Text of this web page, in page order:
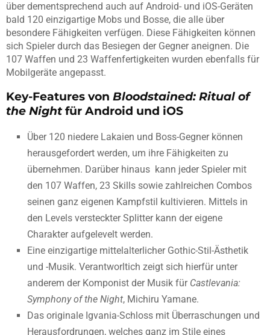
über dementsprechend auch auf Android- und iOS-Geräten
bald 120 einzigartige Mobs und Bosse, die alle über
besondere Fähigkeiten verfügen. Diese Fähigkeiten können
sich Spieler durch das Besiegen der Gegner aneignen. Die
107 Waffen und 23 Waffenfertigkeiten wurden ebenfalls für
Mobilgeräte angepasst.
Key-Features von Bloodstained: Ritual of
the Nightfür Android und iOS
Über 120 niedere Lakaien und Boss-Gegner können
herausgefordert werden, um ihre Fähigkeiten zu
übernehmen. Darüber hinaus kann jeder Spieler mit
den 107 Waffen, 23 Skills sowie zahlreichen Combos
seinen ganz eigenen Kampfstil kultivieren. Mittels in
den Levels versteckter Splitter kann der eigene
Charakter aufgelevelt werden.
Eine einzigartige mittelalterlicher Gothic-Stil-Ästhetik
und -Musik. Verantworltich zeigt sich hierfür unter
anderem der Komponist der Musik für Castlevania:
Symphony of the Night, Michiru Yamane.
Das originale Igvania-Schloss mit Überraschungen und
Herausfordrungen, welches ganz im Stile eines